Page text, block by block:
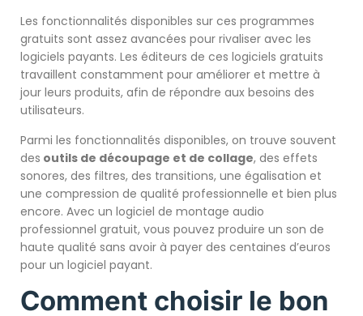
Les fonctionnalités disponibles sur ces programmes
gratuits sont assez avancées pour rivaliser avec les
logiciels payants. Les éditeurs de ces logiciels gratuits
travaillent constamment pour améliorer et mettre à
jour leurs produits, afin de répondre aux besoins des
utilisateurs.
Parmi les fonctionnalités disponibles, on trouve souvent
des outils de découpage et de collage, des effets
sonores, des filtres, des transitions, une égalisation et
une compression de qualité professionnelle et bien plus
encore. Avec un logiciel de montage audio
professionnel gratuit, vous pouvez produire un son de
haute qualité sans avoir à payer des centaines d’euros
pour un logiciel payant.
Comment choisir le bon